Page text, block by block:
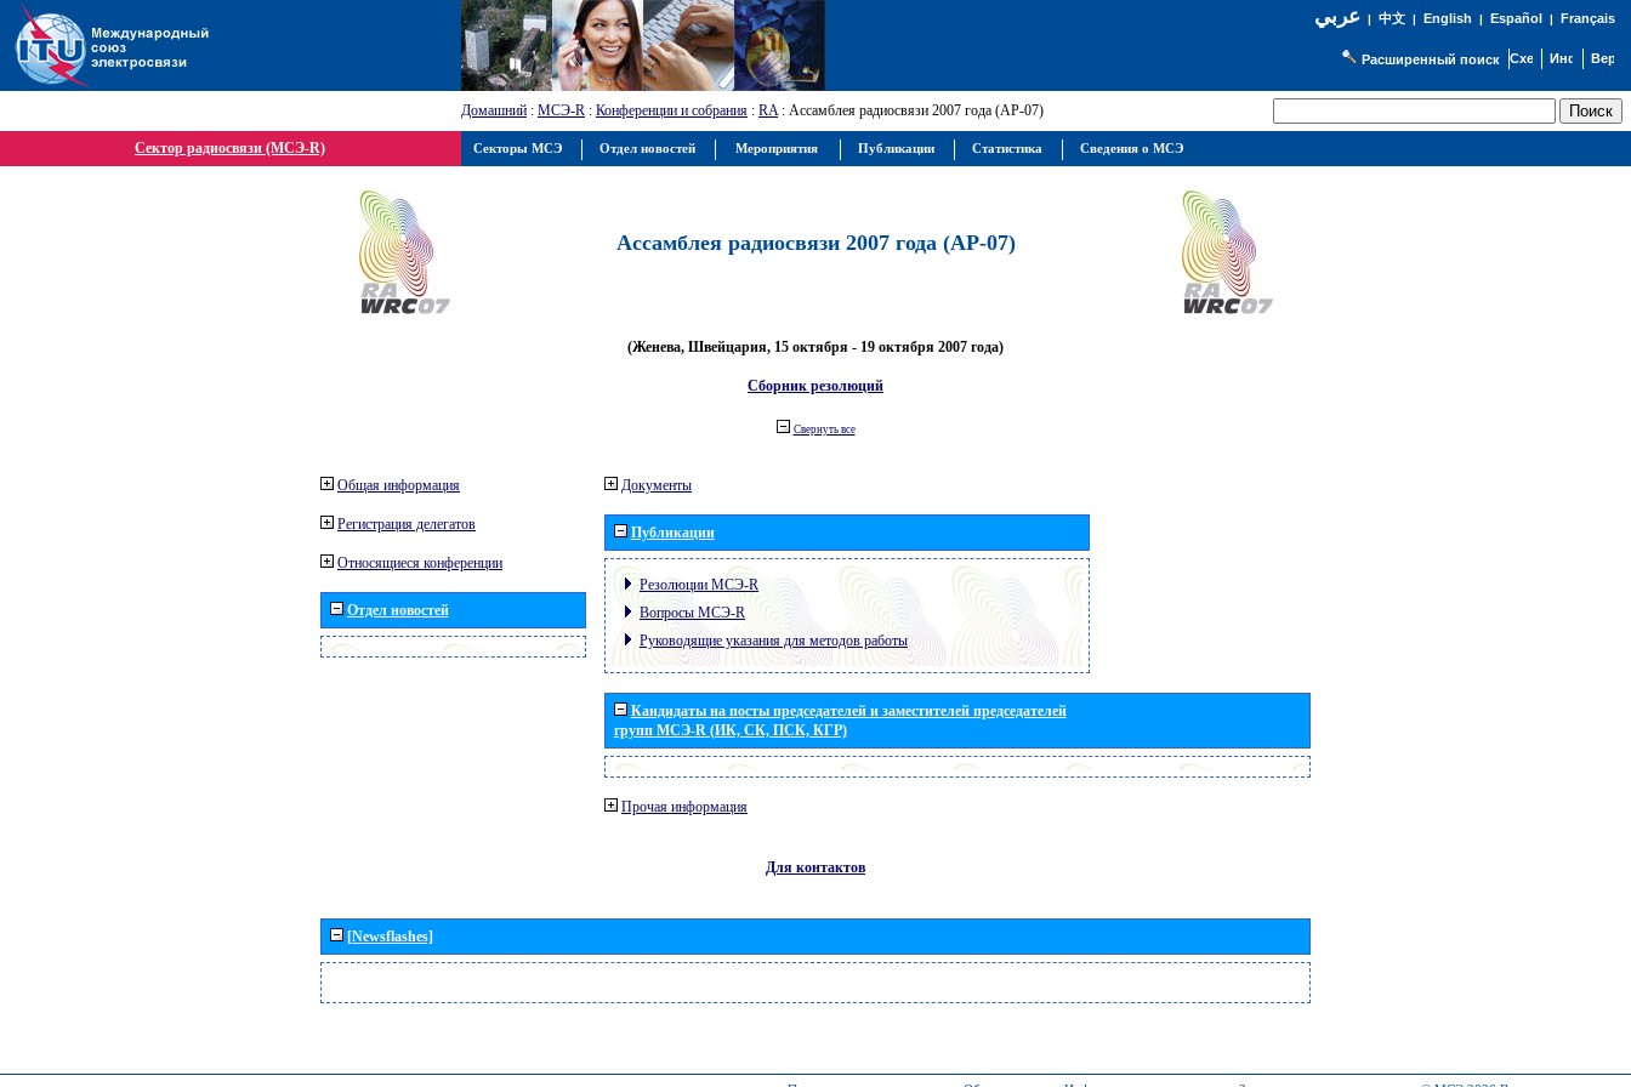
عربي| 中文| English | Español | Français
Расширенный поиск
Домашний : МСЭ-R : Конференции и собрания : RA: Ассамблея радиосвязи 2007 года (АР-07)
Сектор радиосвязи (МСЭ-R)
Ассамблея радиосвязи 2007 года (АР-07)
(Женева, Швейцария, 15 октября - 19 октября 2007 года)
Сборник резолюций
Свернуть все
Общая информация
Регистрация делегатов
Относящиеся конференции
Отдел новостей
Документы
Публикации
Резолюции МСЭ-R
Вопросы МСЭ-R
Руководящие указания для методов работы
Кандидаты на посты председателей и заместителей председателей
групп МСЭ-R (ИК, СК, ПСК, КГР)
Прочая информация
Для контактов
[Newsflashes]
Секторы МСЭ Отдел новостей Мероприятия Публикации Статистика Сведения о МСЭ